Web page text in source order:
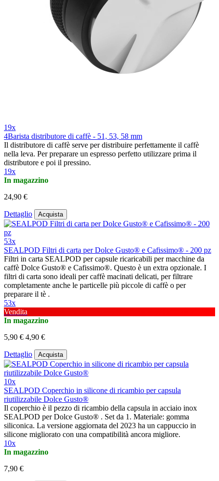
19x
4Barista distributore di caffè - 51, 53, 58 mm
Il distributore di caffè serve per distribuire perfettamente il caffè
nella leva. Per preparare un espresso perfetto utilizzare prima il
distributore e poi il pressino.
19x
In magazzino
24,90 €
Dettaglio Acquista
53x
SEALPOD Filtri di carta per Dolce Gusto® e Cafissimo® - 200 pz
Filtri in carta SEALPOD per capsule ricaricabili per macchine da
caffè Dolce Gusto® e Cafissimo®. Questo è un extra opzionale. I
filtri di carta sono ideali per caffè macinati delicati, per filtrare
completamente anche le particelle più piccole di caffè o per
preparare il tè .
53x
Vendita
In magazzino
5,90 € 4,90 €
Dettaglio Acquista
10x
SEALPOD Coperchio in silicone di ricambio per capsula
riutilizzabile Dolce Gusto®
Il coperchio è il pezzo di ricambio della capsula in acciaio inox
SEALPOD per Dolce Gusto® . Set da 1. Materiale: gomma
siliconica. La versione aggiornata del 2023 ha un cappuccio in
silicone migliorato con una compatibilità ancora migliore.
10x
In magazzino
7,90 €